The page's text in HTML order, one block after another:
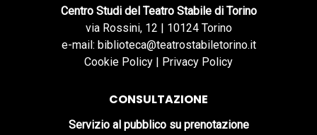
Centro Studi del Teatro Stabile di Torino
via Rossini, 12 | 10124 Torino
e-mail: biblioteca@teatrostabiletorino.it
Cookie Policy | Privacy Policy
CONSULTAZIONE
Servizio al pubblico su prenotazione